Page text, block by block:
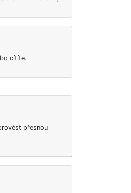
cítíte.
přesnou